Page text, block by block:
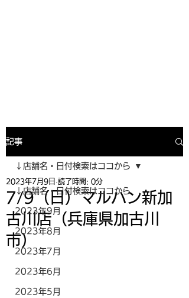
記事
↓店舗名・日付検索はココから
2023年9月
2023年8月
2023年7月
2023年6月
2023年5月
↓店舗名・日付検索はココから
7/9（日）マルハン新加
古川店（兵庫県加古川
市）
2023年7月9日 読了時間: 0分